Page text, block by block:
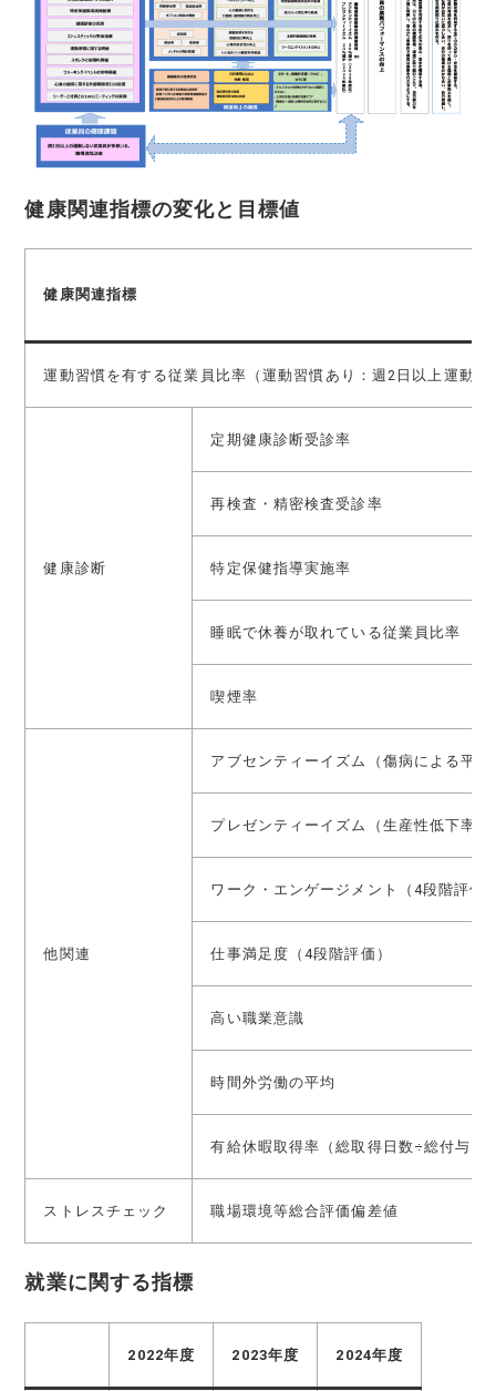
健康関連指標の変化と目標値
健康関連指標
運動習慣を有する従業員比率（運動習慣あり：週2日以上運動す
健康診断
定期健康診断受診率
再検査・精密検査受診率
特定保健指導実施率
睡眠で休養が取れている従業員比率
喫煙率
他関連
アブセンティーイズム（傷病による平
プレゼンティーイズム（生産性低下率）
ワーク・エンゲージメント（4段階評価
仕事満足度（4段階評価）
高い職業意識
時間外労働の平均
有給休暇取得率（総取得日数÷総付与日
ストレスチェック 職場環境等総合評価偏差値
就業に関する指標
2022年度 2023年度 2024年度